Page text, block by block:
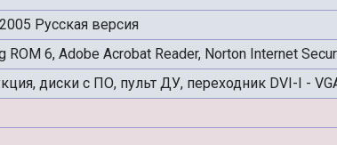
Русская версия
ROM 6, Adobe Acrobat Reader, Norton Internet
диски с ПО, пульт ДУ, переходник DVI-I -